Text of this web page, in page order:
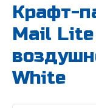
Крафт-
Mail
White